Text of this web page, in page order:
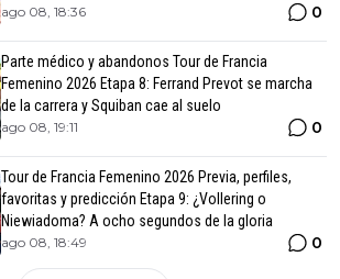
ago 08, 18:36 0
Parte médico y abandonos Tour de Francia
Femenino 2026 Etapa 8: Ferrand Prevot se marcha
de la carrera y Squiban cae al suelo
ago 08, 19:11 0
Tour de Francia Femenino 2026 Previa, perfiles,
favoritas y predicción Etapa 9: ¿Vollering o
Niewiadoma? A ocho segundos de la gloria
ago 08, 18:49 0